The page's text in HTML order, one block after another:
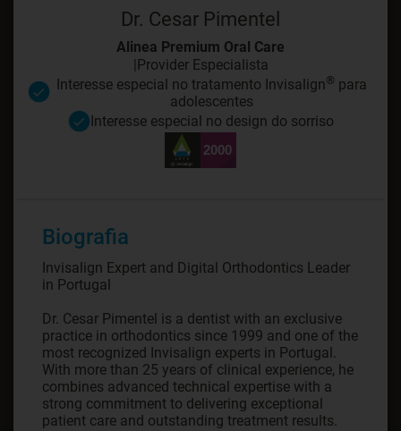
Dr. Cesar Pimentel
Alinea Premium Oral Care
|Provider Especialista
Interesse especial no tratamento Invisalign® para
adolescentes
Interesse especial no design do sorriso
Biografia
Invisalign Expert and Digital Orthodontics Leader
in Portugal
Dr. Cesar Pimentel is a dentist with an exclusive
practice in orthodontics since 1999 and one of the
most recognized Invisalign experts in Portugal.
With more than 25 years of clinical experience, he
combines advanced technical expertise with a
strong commitment to delivering exceptional
patient care and outstanding treatment results.